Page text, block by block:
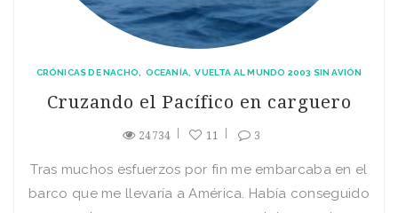
CRÓNICAS DE NACHO OCEANÍA VUELTA AL MUNDO 2003 SIN AVIÓN
Cruzando el Pací­fico en carguero
24734 11 3
Tras muchos esfuerzos por fin me embarcaba en el
barco que me llevarí­a a América. Habí­a conseguido